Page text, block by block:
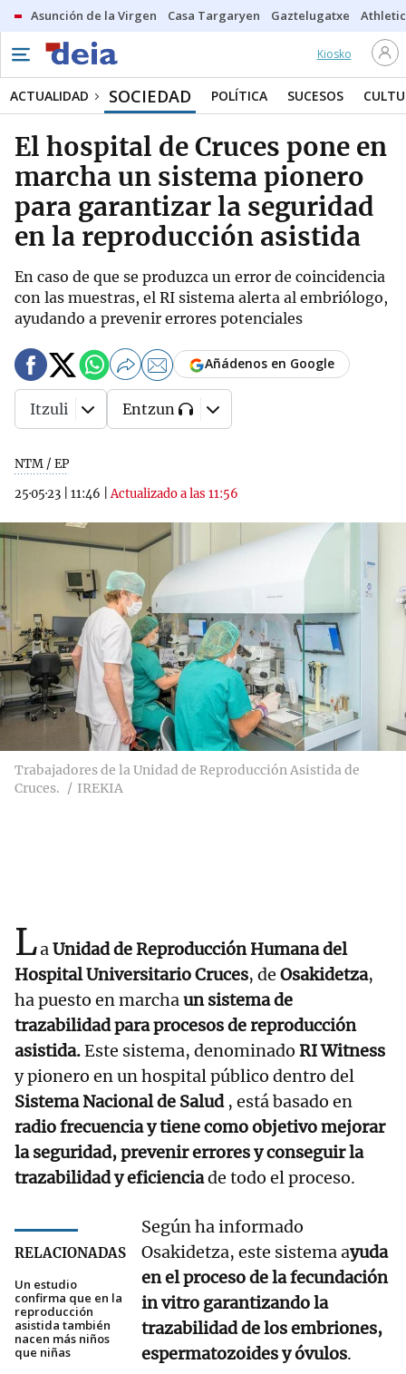
Asunción de la Virgen Casa Targaryen Gaztelugatxe Athletic
Kiosko
ACTUALIDAD SOCIEDAD POLÍTICA SUCESOS
El hospital de Cruces pone en
marcha un sistema pionero
para garantizar la seguridad
en la reproducción asistida
En caso de que se produzca un error de coincidencia
con las muestras, el RI sistema alerta al embriólogo,
ayudando a prevenir errores potenciales
NTM / EP
25·05·23
11:46 |Actualizado a las 11:56
Añádenos en Google
Itzuli Entzun
Trabajadores de la Unidad de Reproducción Asistida de
Cruces.
IREKIA
LaUnidad de Reproducción Humana del
Hospital Universitario Cruces, de Osakidetza,
ha puesto en marchaun sistema de
trazabilidad para procesos de reproducción
asistida.Este sistema, denominado RI Witness
y pionero en un hospital público dentro del
Sistema Nacional de Salud, está basado en
radio frecuencia y tiene como objetivo mejorar
la seguridad, prevenir errores y conseguir la
trazabilidad y eficienciade todo el proceso.
RELACIONADAS
Un estudio
confirma que en la
reproducción
asistida también
nacen más niños
que niñas
Según ha informado
Osakidetza, este sistema ayuda
en el proceso de la fecundación
in vitro garantizando la
trazabilidad de los embriones,
espermatozoides y óvulos.